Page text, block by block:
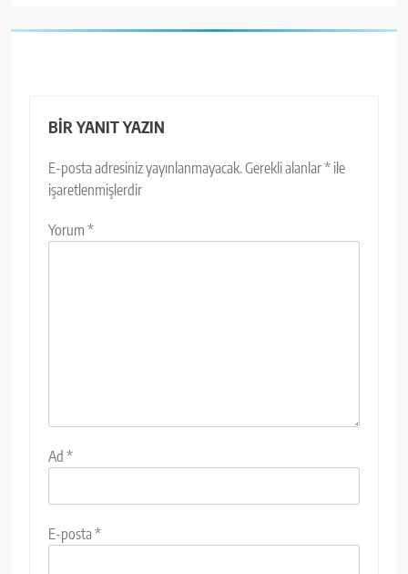
BIR YANIT YAZIN
E-posta adresiniz yayınlanmayacak.Gerekli alanlar* ile
işaretlenmişlerdir
Yorum *
Ad *
E-posta*